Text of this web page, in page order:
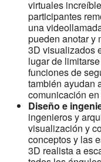
virtuales
participantes
una
pueden anotar y
3D visualizados
lugar de
funciones de
también ayudan
comunicación
Diseño e
ingenieros y
visualización y
conceptos y las
3D realista a